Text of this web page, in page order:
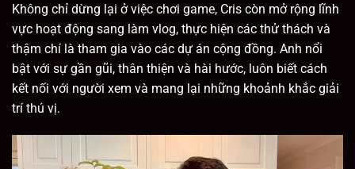
Không chỉ dừng lại ở việc chơi game, Cris còn mở rộng lĩnh
vực hoạt động sang làm vlog, thực hiện các thử thách và
thậm chí là tham gia vào các dự án cộng đồng. Anh nổi
bật với sự gần gũi, thân thiện và hài hước, luôn biết cách
kết nối với người xem và mang lại những khoảnh khắc giải
trí thú vị.